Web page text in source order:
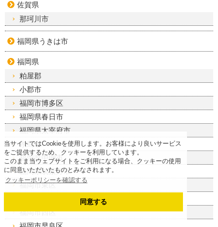
当サイトではCookieを使用します。お客様により良いサービス
をご提供するため、クッキーを利用しています。
このまま当ウェブサイトをご利用になる場合、クッキーの使用
に同意いただいたものとみなされます。
クッキーポリシーを確認する
同意する
佐賀県
那珂川市
福岡県うきは市
福岡県
粕屋郡
小郡市
福岡市博多区
福岡県春日市
福岡県太宰府市
糸島市
福岡県中間市
福岡県筑紫野市
福岡市東区
福岡市西区